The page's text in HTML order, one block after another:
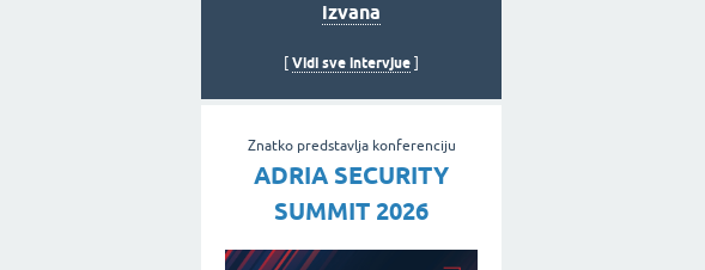
izvana
Vidi sve intervjue
Znatko predstavlja konferenciju
ADRIA SECURITY
SUMMIT 2026